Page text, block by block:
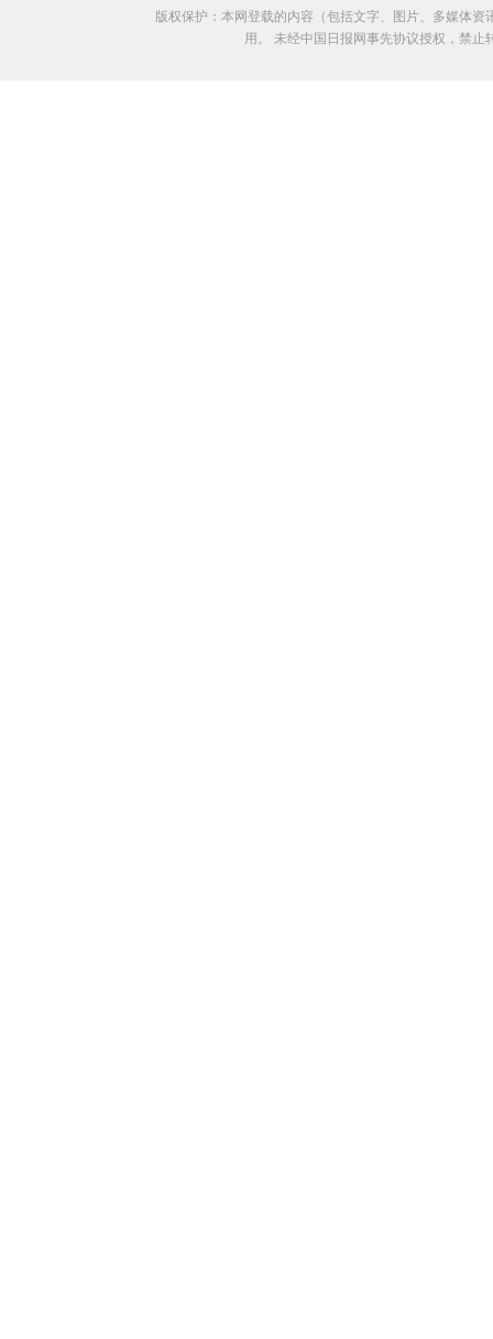
版权保护：本网登载的内容（包括文字、图片、多媒体
用。 未经中国日报网事先协议授权，禁